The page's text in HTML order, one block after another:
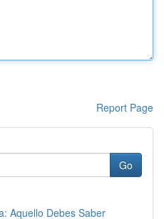
Report Page
Go
Aquello Debes Saber